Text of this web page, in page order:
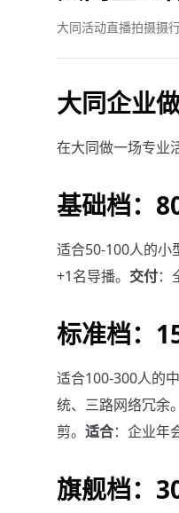
大同活动直播拍摄摄
大同企业
在大同做一场专业
基础档：
适合50-100人的小
+1名导播。 交付：
标准档：
适合100-300人的中
统、三路网络冗余。
剪。 适合：企业年
旗舰档：